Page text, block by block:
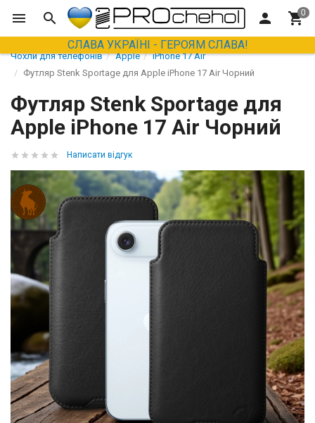
СЛАВА УКРАЇНІ - ГЕРОЯМ СЛАВА!
Чохли для телефонів Apple
iPhone 17 Air
Футляр Stenk Sportage для Apple iPhone 17 Air Чорний
Футляр Stenk Sportage для
Apple iPhone 17 Air Чорний
Написати відгук